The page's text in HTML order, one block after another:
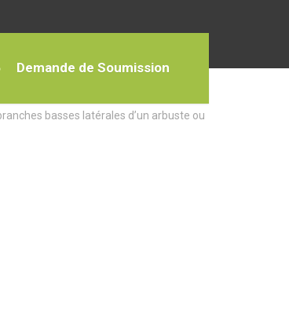
Demande de Soumission
basses latérales d’un arbuste ou